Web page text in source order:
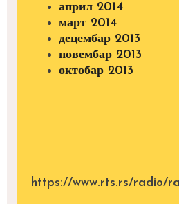
април 2014
март 2014
децембар 2013
новембар 2013
октобар 2013
https://www.rts.rs/radio/